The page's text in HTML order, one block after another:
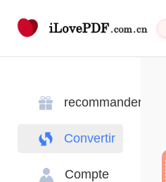
recommander
Convertir
Compte